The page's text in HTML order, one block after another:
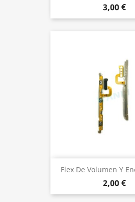
3,00 €
Flex De Volumen Y
2,00 €